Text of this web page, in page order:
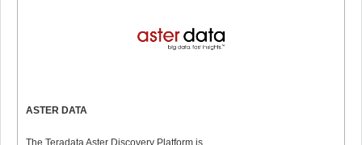
ASTER DATA
The Teradata Aster Discovery Platform is